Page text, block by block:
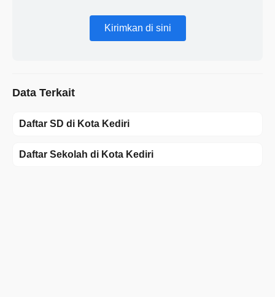
Kirimkan di sini
Data Terkait
Daftar SD di Kota Kediri
Daftar Sekolah di Kota Kediri